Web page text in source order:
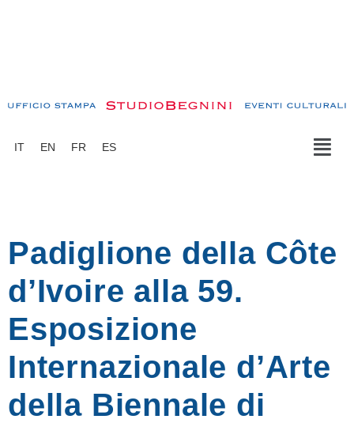
IT EN FR ES
Padiglione della Côte
d’Ivoire alla 59.
Esposizione
Internazionale d’Arte
della Biennale di